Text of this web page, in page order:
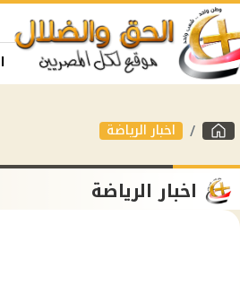
اخبار الرياضة
اخبار الرياضة